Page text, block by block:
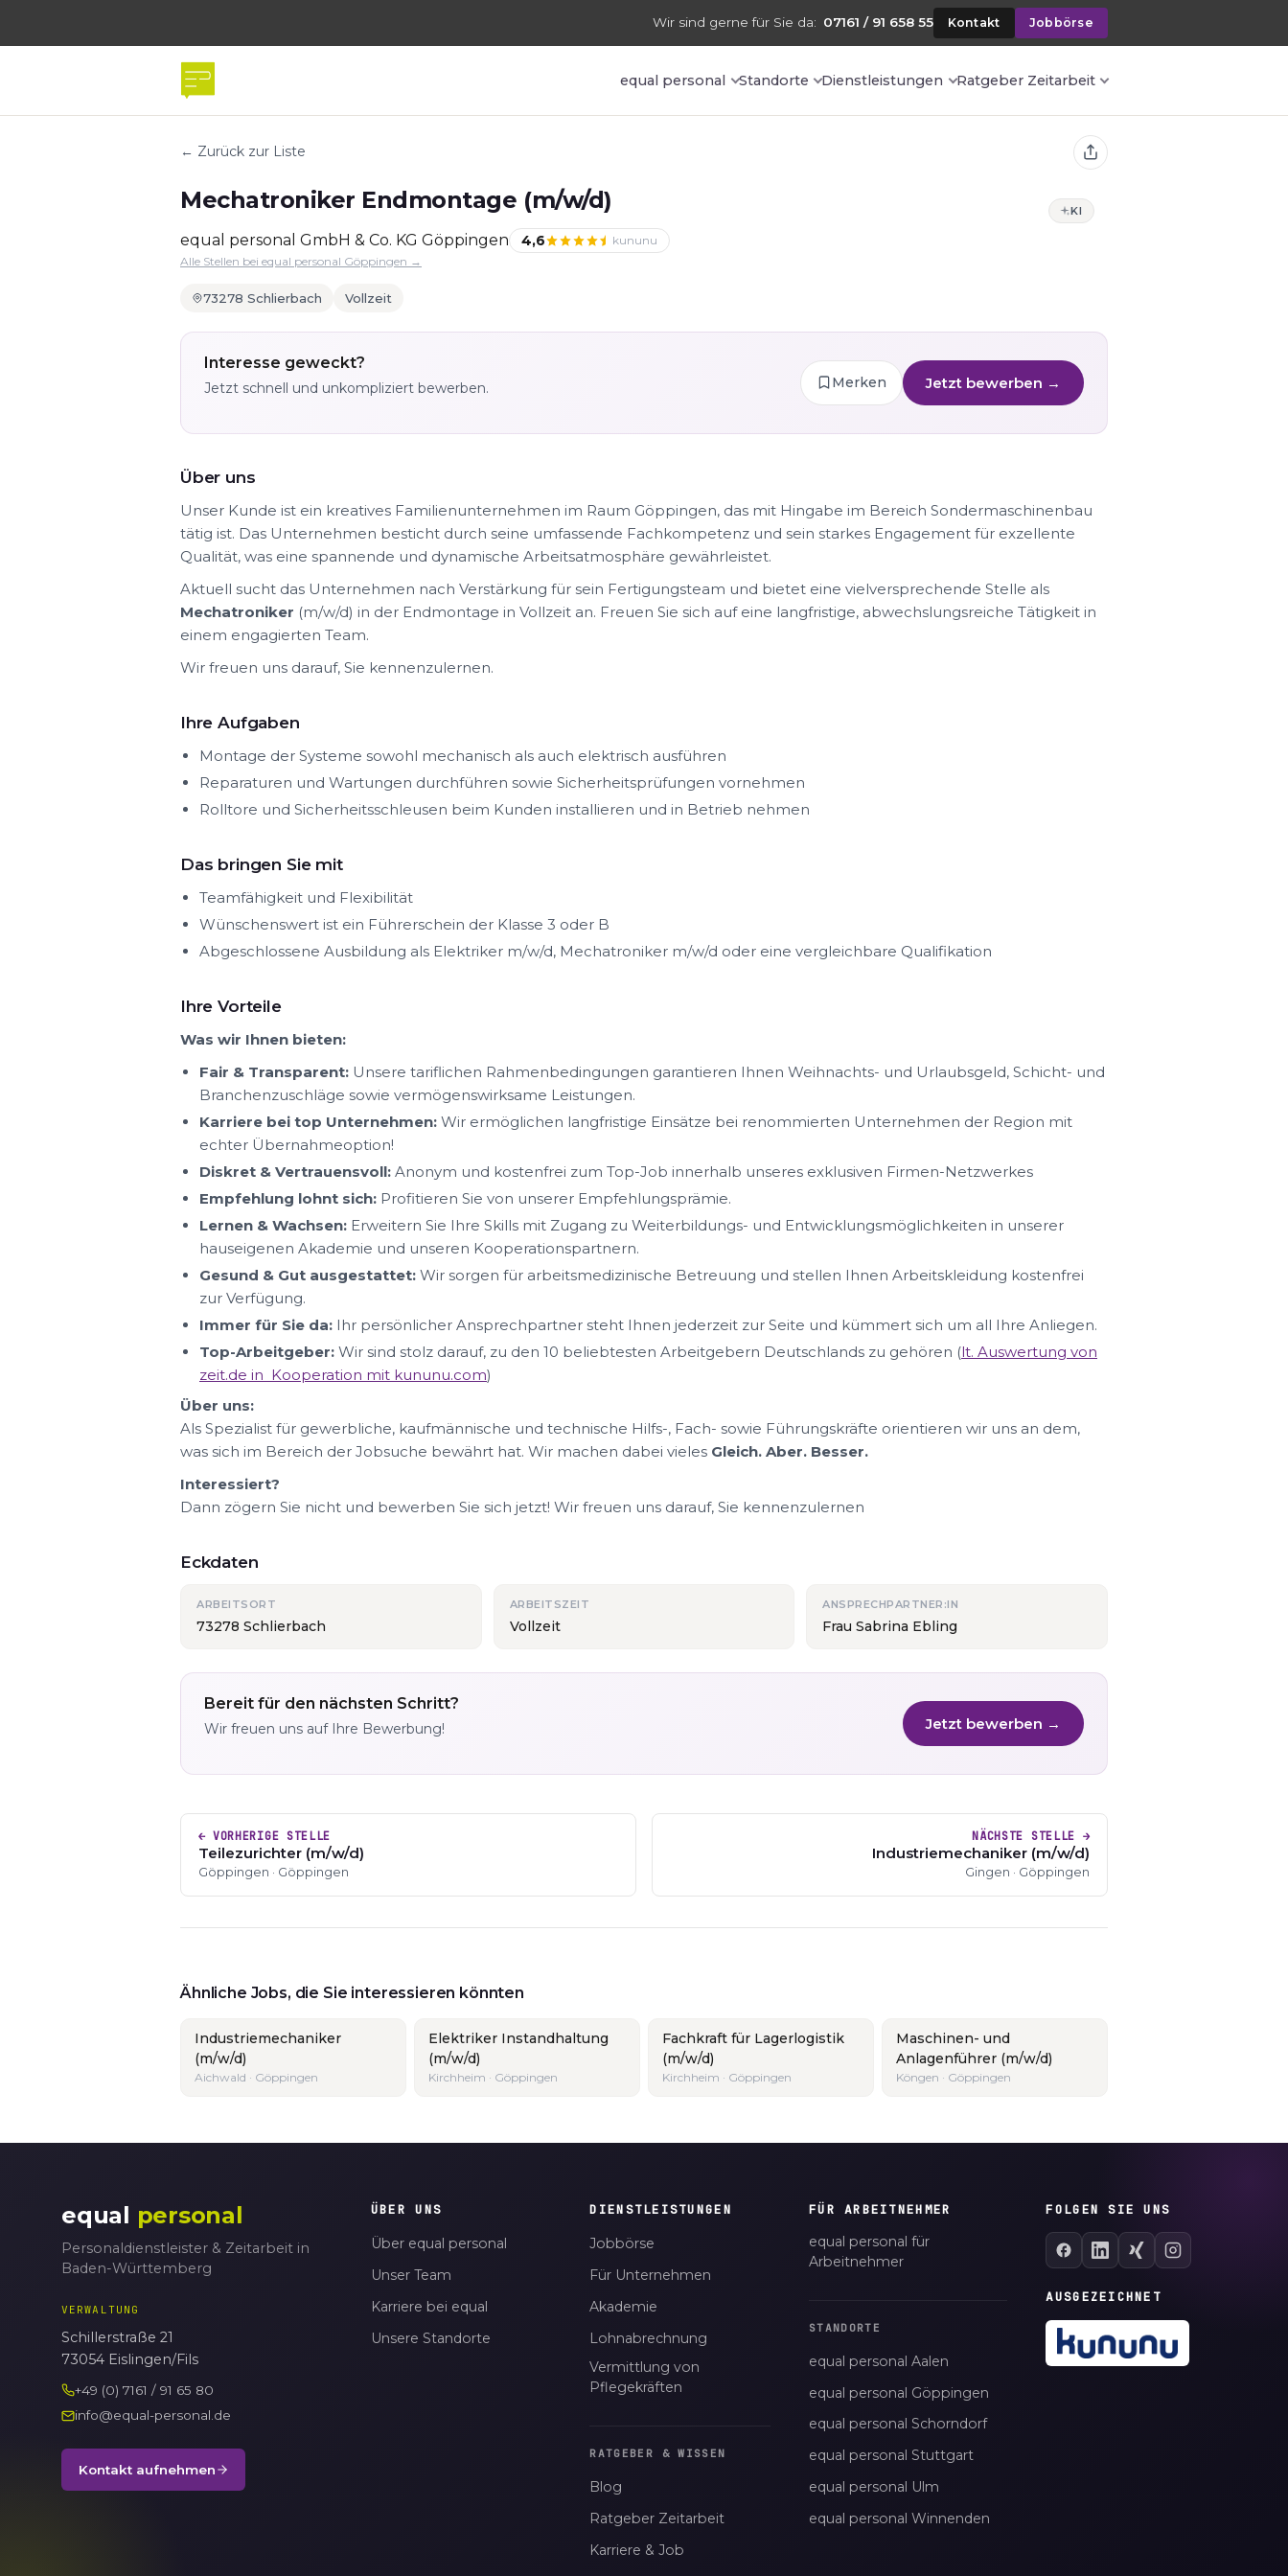
Wir sind gerne für Sie da: 07161 / 91 658 55 Kontakt Jobbörse
equal personal Standorte Dienstleistungen Ratgeber Zeitarbeit
← Zurück zur Liste
KI
Mechatroniker Endmontage (m/w/d)
equal personal GmbH & Co. KG Göppingen 4,6
kununu
Alle Stellen bei equal personal Göppingen →
73278 Schlierbach Vollzeit
Interesse geweckt?
Jetzt schnell und unkompliziert bewerben. Merken Jetzt bewerben →
Über uns
Unser Kunde ist ein kreatives Familienunternehmen im Raum Göppingen, das mit Hingabe im Bereich Sondermaschinenbau
tätig ist. Das Unternehmen besticht durch seine umfassende Fachkompetenz und sein starkes Engagement für exzellente
Qualität, was eine spannende und dynamische Arbeitsatmosphäre gewährleistet.
Aktuell sucht das Unternehmen nach Verstärkung für sein Fertigungsteam und bietet eine vielversprechende Stelle als
Mechatroniker (m/w/d) in der Endmontage in Vollzeit an. Freuen Sie sich auf eine langfristige, abwechslungsreiche Tätigkeit in
einem engagierten Team.
Wir freuen uns darauf, Sie kennenzulernen.
Ihre Aufgaben
Montage der Systeme sowohl mechanisch als auch elektrisch ausführen
Reparaturen und Wartungen durchführen sowie Sicherheitsprüfungen vornehmen
Rolltore und Sicherheitsschleusen beim Kunden installieren und in Betrieb nehmen
Das bringen Sie mit
Teamfähigkeit und Flexibilität
Wünschenswert ist ein Führerschein der Klasse 3 oder B
Abgeschlossene Ausbildung als Elektriker m/w/d, Mechatroniker m/w/d oder eine vergleichbare Qualifikation
Ihre Vorteile
Was wir Ihnen bieten:
Fair & Transparent: Unsere tariflichen Rahmenbedingungen garantieren Ihnen Weihnachts- und Urlaubsgeld, Schicht- und
Branchenzuschläge sowie vermögenswirksame Leistungen.
Karriere bei top Unternehmen: Wir ermöglichen langfristige Einsätze bei renommierten Unternehmen der Region mit
echter Übernahmeoption!
Diskret & Vertrauensvoll: Anonym und kostenfrei zum Top-Job innerhalb unseres exklusiven Firmen-Netzwerkes
Empfehlung lohnt sich: Profitieren Sie von unserer Empfehlungsprämie.
Lernen & Wachsen: Erweitern Sie Ihre Skills mit Zugang zu Weiterbildungs- und Entwicklungsmöglichkeiten in unserer
hauseigenen Akademie und unseren Kooperationspartnern.
Gesund & Gut ausgestattet: Wir sorgen für arbeitsmedizinische Betreuung und stellen Ihnen Arbeitskleidung kostenfrei
zur Verfügung.
Immer für Sie da: Ihr persönlicher Ansprechpartner steht Ihnen jederzeit zur Seite und kümmert sich um all Ihre Anliegen.
Top-Arbeitgeber: Wir sind stolz darauf, zu den 10 beliebtesten Arbeitgebern Deutschlands zu gehören (lt. Auswertung von
zeit.de in Kooperation mit kununu.com)
Über uns:
Als Spezialist für gewerbliche, kaufmännische und technische Hilfs-, Fach- sowie Führungskräfte orientieren wir uns an dem,
was sich im Bereich der Jobsuche bewährt hat. Wir machen dabei vieles Gleich. Aber. Besser.
Interessiert?
Dann zögern Sie nicht und bewerben Sie sich jetzt! Wir freuen uns darauf, Sie kennenzulernen
Eckdaten
ARBEITSORT
73278 Schlierbach
ARBEITSZEIT
Vollzeit
ANSPRECHPARTNER:IN
Frau Sabrina Ebling
Bereit für den nächsten Schritt?
Wir freuen uns auf Ihre Bewerbung! Jetzt bewerben →
← VORHERIGE STELLE
Teilezurichter (m/w/d)
Göppingen · Göppingen
NÄCHSTE STELLE →
Industriemechaniker (m/w/d)
Gingen · Göppingen
Ähnliche Jobs, die Sie interessieren könnten
Industriemechaniker
(m/w/d)
Aichwald · Göppingen
Elektriker Instandhaltung
(m/w/d)
Kirchheim · Göppingen
Fachkraft für Lagerlogistik
(m/w/d)
Kirchheim · Göppingen
Maschinen- und
Anlagenführer (m/w/d)
Köngen · Göppingen
equal personal
Personaldienstleister & Zeitarbeit in
Baden-Württemberg
VERWALTUNG
Schillerstraße 21
73054 Eislingen/Fils
+49 (0) 7161 / 91 65 80
info@equal-personal.de
Kontakt aufnehmen
ÜBER UNS
Über equal personal
Unser Team
Karriere bei equal
Unsere Standorte
DIENSTLEISTUNGEN
Jobbörse
Für Unternehmen
Akademie
Lohnabrechnung
Vermittlung von
Pflegekräften
RATGEBER & WISSEN
Blog
Ratgeber Zeitarbeit
Karriere & Job
FÜR ARBEITNEHMER
equal personal für
Arbeitnehmer
STANDORTE
equal personal Aalen
equal personal Göppingen
equal personal Schorndorf
equal personal Stuttgart
equal personal Ulm
equal personal Winnenden
FOLGEN SIE UNS
AUSGEZEICHNET